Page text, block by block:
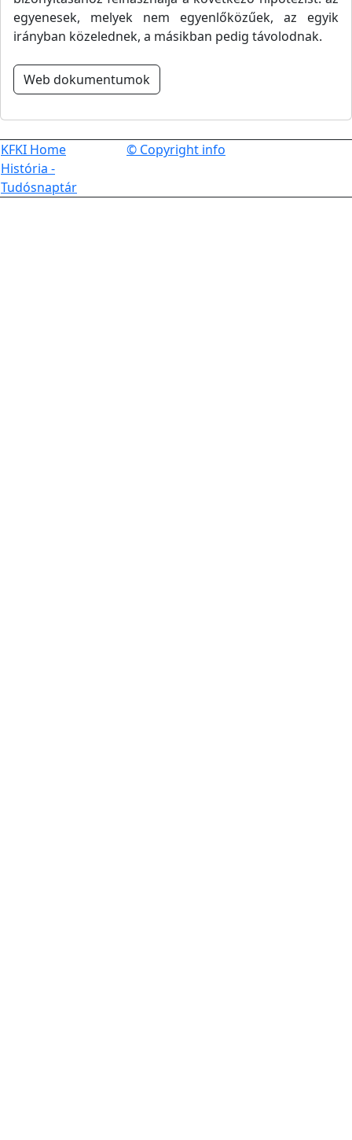
egyenesek, melyek nem egyenlőközűek, az egyik
irányban közelednek, a másikban pedig távolodnak.
Web dokumentumok
KFKI Home
História -
Tudósnaptár
© Copyright info